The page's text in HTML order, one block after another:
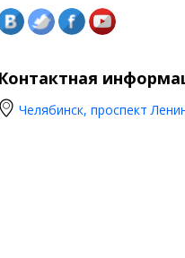
Контактная
Челябинск, проспект